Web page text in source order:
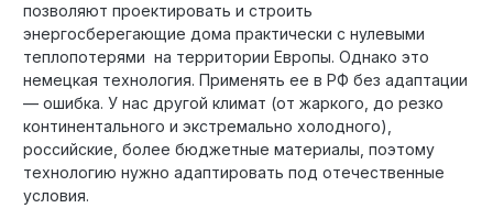
позволяют проектировать и строить
энергосберегающие дома практически с нулевыми
теплопотерями на территории Европы. Однако это
немецкая технология. Применять ее в РФ без адаптации
— ошибка. У нас другой климат (от жаркого, до резко
континентального и экстремально холодного),
российские, более бюджетные материалы, поэтому
технологию нужно адаптировать под отечественные
условия.